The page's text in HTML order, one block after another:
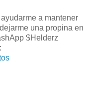
a mantener
una propina en
$Helderz